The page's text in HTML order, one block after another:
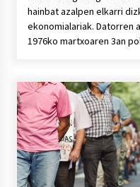
hainbat azalpen elkarri
ekonomialariak. Datorren
1976ko martxoaren 3an